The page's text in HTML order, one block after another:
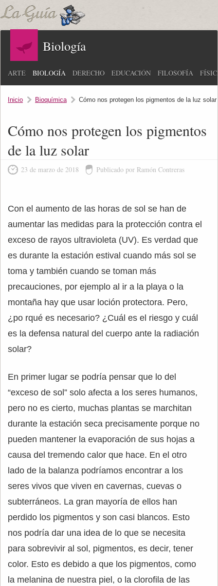
Biología
ARTE BIOLOGÍA DERECHO EDUCACIÓN FILOSOFÍA
Inicio Bioquímica Cómo nos protegen los pigmentos de la luz solar
Cómo nos protegen los pigmentos
de la luz solar
23 de marzo de 2018 Publicado por Ramón Contreras
Con el aumento de las horas de sol se han de
aumentar las medidas para la protección contra el
exceso de rayos ultravioleta (UV). Es verdad que
es durante la estación estival cuando más sol se
toma y también cuando se toman más
precauciones, por ejemplo al ir a la playa o la
montaña hay que usar loción protectora. Pero,
¿po rqué es necesario? ¿Cuál es el riesgo y cuál
es la defensa natural del cuerpo ante la radiación
solar?
En primer lugar se podría pensar que lo del
“exceso de sol” solo afecta a los seres humanos,
pero no es cierto, muchas plantas se marchitan
durante la estación seca precisamente porque no
pueden mantener la evaporación de sus hojas a
causa del tremendo calor que hace. En el otro
lado de la balanza podríamos encontrar a los
seres vivos que viven en cavernas, cuevas o
subterráneos. La gran mayoría de ellos han
perdido los pigmentos y son casi blancos. Esto
nos podría dar una idea de lo que se necesita
para sobrevivir al sol, pigmentos, es decir, tener
color. Esto es debido a que los pigmentos, como
la melanina de nuestra piel, o la clorofila de las